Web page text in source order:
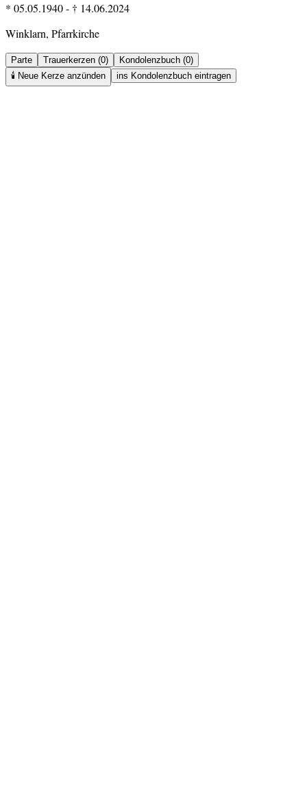
* 05.05.1940- † 14.06.2024
Winklarn, Pfarrkirche
Parte Trauerkerzen (0)
Kondolenzbuch (0)
🕯️ Neue Kerze anzünden ins Kondolenzbuch eintragen